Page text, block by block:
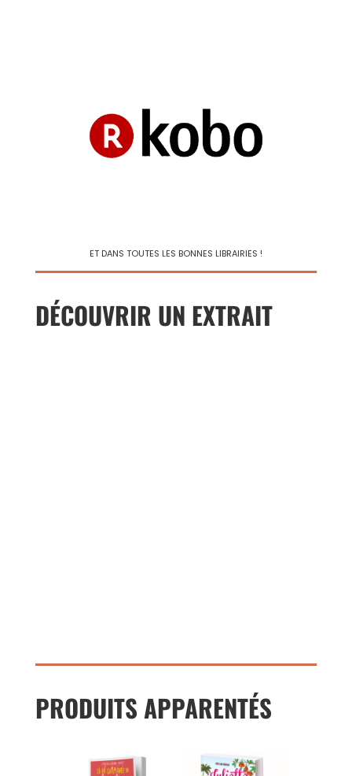
ET DANS TOUTES LES BONNES LIBRAIRIES !
DÉCOUVRIR UN EXTRAIT
PRODUITS APPARENTÉS